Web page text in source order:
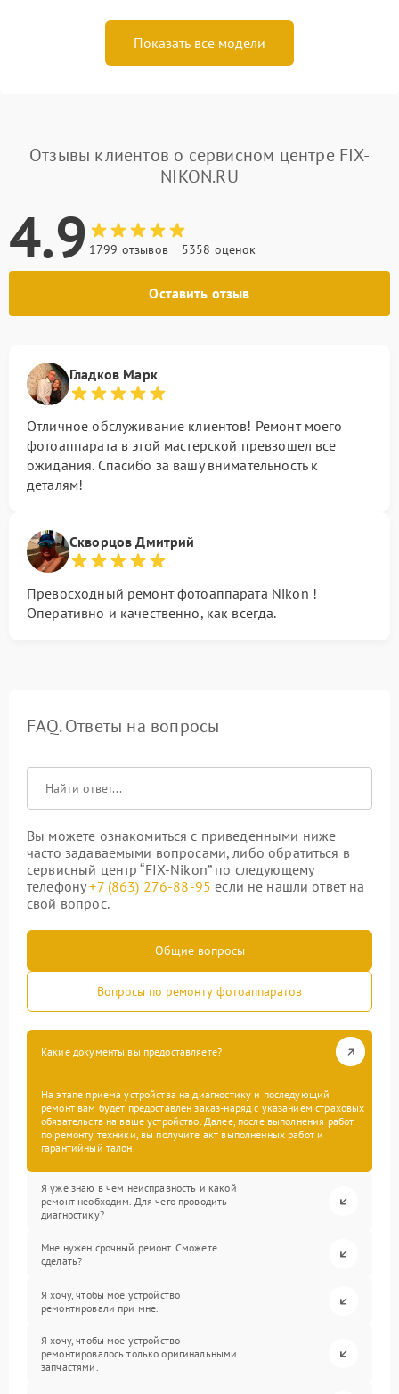
Показать все модели
Отзывы клиентов о сервисном центре FIX-
NIKON.RU
4.9 1799 отзывов 5358 оценок
Оставить отзыв
Гладков Марк
Отличное обслуживание клиентов! Ремонт моего
фотоаппарата в этой мастерской превзошел все
ожидания. Спасибо за вашу внимательность к
деталям!
Скворцов Дмитрий
Превосходный ремонт фотоаппарата Nikon !
Оперативно и качественно, как всегда.
FAQ. Ответы на вопросы
Вы можете ознакомиться с приведенными ниже
часто задаваемыми вопросами, либо обратиться в
сервисный центр “FIX-Nikon” по следующему
телефону+7 (863) 276-88-95 если не нашли ответ на
свой вопрос.
Общие вопросы
Вопросы по ремонту фотоаппаратов
Какие документы вы предоставляете?
На этапе приема устройства на диагностику и последующий
ремонт вам будет предоставлен заказ-наряд с указанием страховых
обязательств на ваше устройство. Далее, после выполнения работ
по ремонту техники, вы получите акт выполненных работ и
гарантийный талон.
Я уже знаю в чем неисправность и какой
ремонт необходим. Для чего проводить
диагностику?
Мне нужен срочный ремонт. Сможете
сделать?
Я хочу, чтобы мое устройство
ремонтировали при мне.
Я хочу, чтобы мое устройство
ремонтировалось только оригинальными
запчастями.